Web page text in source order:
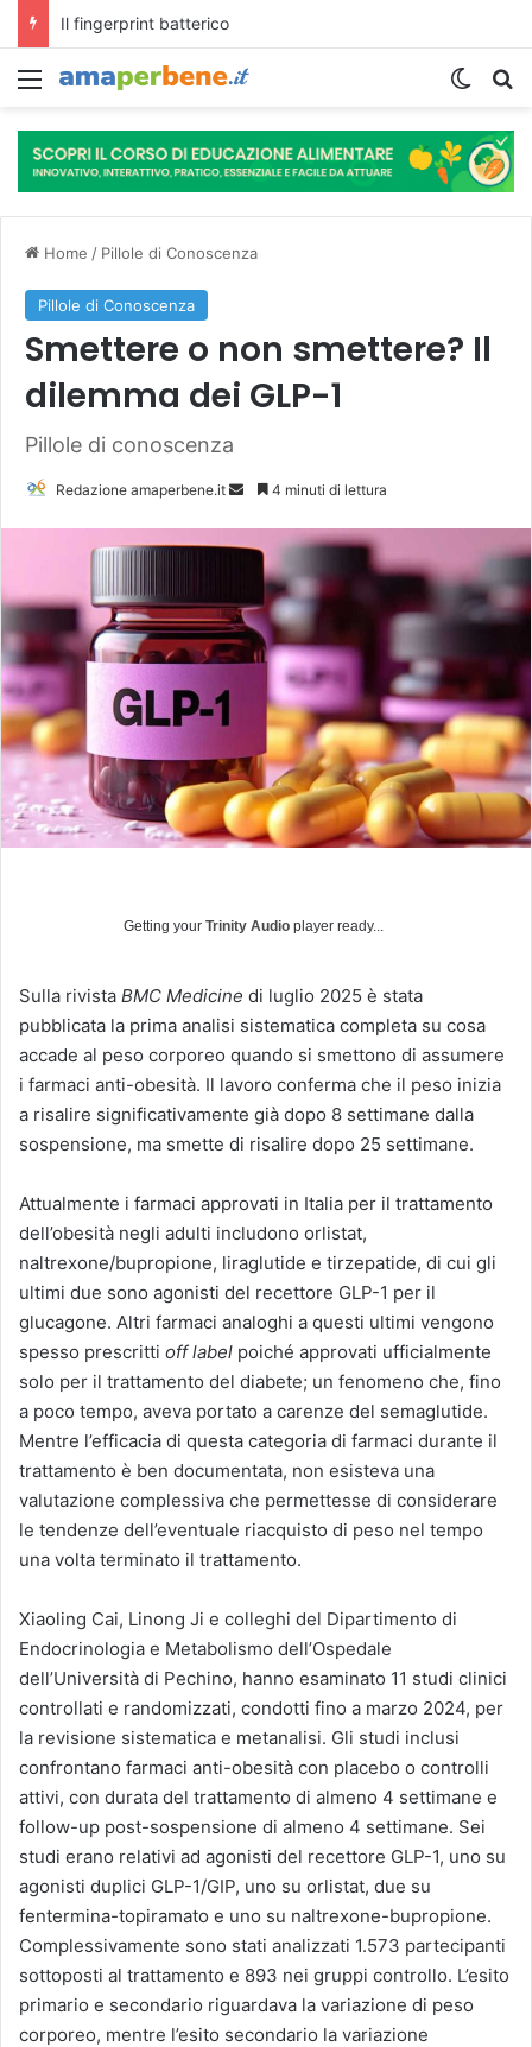
Menu
Home / Pillole di Conoscenza
Pillole di Conoscenza
Smettere o non smettere? Il
dilemma dei GLP-1
Pillole di conoscenza
Redazione amaperbene.it
v
a
u
n
a
i
l
4 minuti di lettura
Getting your Trinity Audio player ready...
Sulla rivista BMC Medicine di luglio 2025 è stata
pubblicata la prima analisi sistematica completa su cosa
accade al peso corporeo quando si smettono di assumere
i farmaci anti-obesità. Il lavoro conferma che il peso inizia
a risalire significativamente già dopo 8 settimane dalla
sospensione, ma smette di risalire dopo 25 settimane.
Attualmente i farmaci approvati in Italia per il trattamento
dell’obesità negli adulti includono orlistat,
naltrexone/bupropione, liraglutide e tirzepatide, di cui gli
ultimi due sono agonisti del recettore GLP-1 per il
glucagone. Altri farmaci analoghi a questi ultimi vengono
spesso prescritti off label poiché approvati ufficialmente
solo per il trattamento del diabete; un fenomeno che, fino
a poco tempo, aveva portato a carenze del semaglutide.
Mentre l’efficacia di questa categoria di farmaci durante il
trattamento è ben documentata, non esisteva una
valutazione complessiva che permettesse di considerare
le tendenze dell’eventuale riacquisto di peso nel tempo
una volta terminato il trattamento.
Xiaoling Cai, Linong Ji e colleghi del Dipartimento di
Endocrinologia e Metabolismo dell’Ospedale
dell’Università di Pechino, hanno esaminato 11 studi clinici
controllati e randomizzati, condotti fino a marzo 2024, per
la revisione sistematica e metanalisi. Gli studi inclusi
confrontano farmaci anti-obesità con placebo o controlli
attivi, con durata del trattamento di almeno 4 settimane e
follow-up post-sospensione di almeno 4 settimane. Sei
studi erano relativi ad agonisti del recettore GLP-1, uno su
agonisti duplici GLP-1/GIP, uno su orlistat, due su
fentermina-topiramato e uno su naltrexone-bupropione.
Complessivamente sono stati analizzati 1.573 partecipanti
sottoposti al trattamento e 893 nei gruppi controllo. L’esito
primario e secondario riguardava la variazione di peso
corporeo, mentre l’esito secondario la variazione